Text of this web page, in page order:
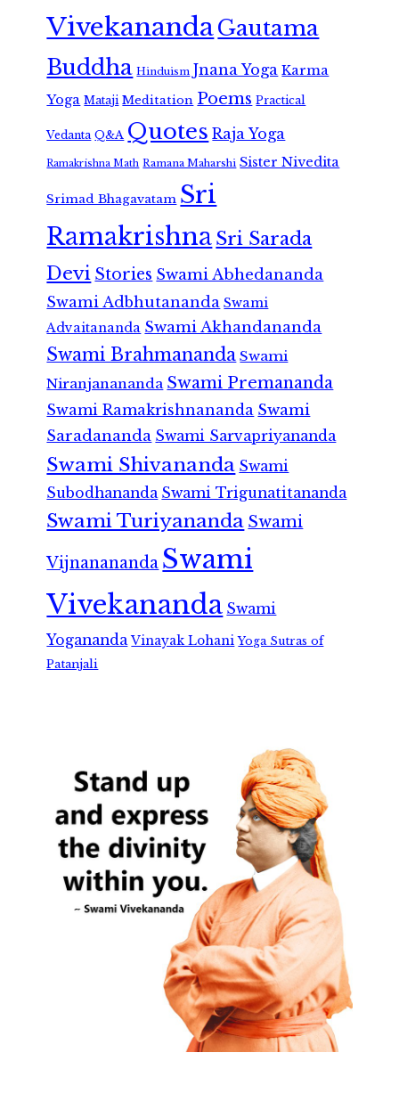
VivekanandaGautama
Buddha Hinduism Jnana Yoga Karma
Yoga Mataji Meditation Poems Practical
Vedanta Q&A Quotes Raja Yoga
Ramakrishna Math Ramana Maharshi Sister Nivedita
Srimad Bhagavatam Sri
RamakrishnaSri Sarada
Devi Stories Swami Abhedananda
Swami Adbhutananda Swami
Advaitananda Swami Akhandananda
Swami Brahmananda Swami
Niranjanananda Swami Premananda
Swami Ramakrishnananda Swami
Saradananda Swami Sarvapriyananda
Swami Shivananda Swami
Subodhananda Swami Trigunatitananda
Swami Turiyananda Swami
Vijnanananda Swami
Vivekananda Swami
Yogananda Vinayak Lohani Yoga Sutras of
Patanjali